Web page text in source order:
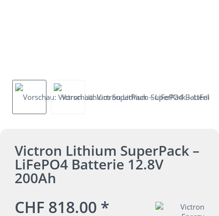
Victron Lithium SuperPack –
LiFePO4 Batterie 12.8V
200Ah
CHF 818.00 *